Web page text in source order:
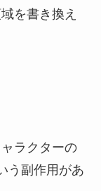
を書き換え
ラクターの
う副作用があ